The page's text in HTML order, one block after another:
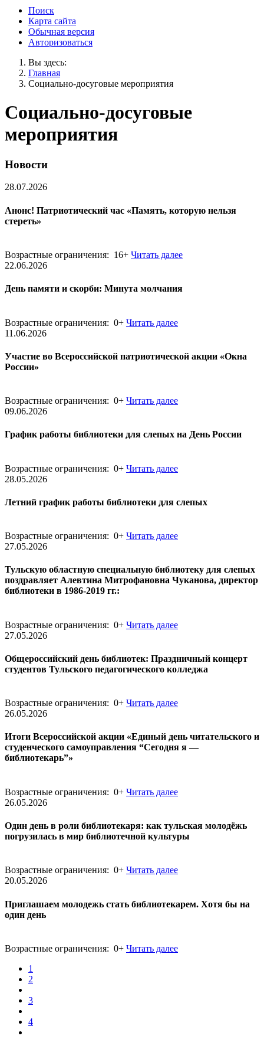
Поиск
Карта сайта
Обычная версия
Авторизоваться
Вы здесь:
Главная
Социально-досуговые мероприятия
Социально-досуговые
мероприятия
Новости
28.07.2026
Анонс! Патриотический час «Память, которую нельзя
стереть»
Возрастные ограничения: 16+ Читать далее
22.06.2026
День памяти и скорби: Минута молчания
Возрастные ограничения: 0+ Читать далее
11.06.2026
Участие во Всероссийской патриотической акции «Окна
России»
Возрастные ограничения: 0+ Читать далее
09.06.2026
График работы библиотеки для слепых на День России
Возрастные ограничения: 0+ Читать далее
28.05.2026
Летний график работы библиотеки для слепых
Возрастные ограничения: 0+ Читать далее
27.05.2026
Тульскую областную специальную библиотеку для слепых
поздравляет Алевтина Митрофановна Чуканова, директор
библиотеки в 1986-2019 гг.:
Возрастные ограничения: 0+ Читать далее
27.05.2026
Общероссийский день библиотек: Праздничный концерт
студентов Тульского педагогического колледжа
Возрастные ограничения: 0+ Читать далее
26.05.2026
Итоги Всероссийской акции «Единый день читательского и
студенческого самоуправления “Сегодня я —
библиотекарь”»
Возрастные ограничения: 0+ Читать далее
26.05.2026
Один день в роли библиотекаря: как тульская молодёжь
погрузилась в мир библиотечной культуры
Возрастные ограничения: 0+ Читать далее
20.05.2026
Приглашаем молодежь стать библиотекарем. Хотя бы на
один день
Возрастные ограничения: 0+ Читать далее
1
2
3
4